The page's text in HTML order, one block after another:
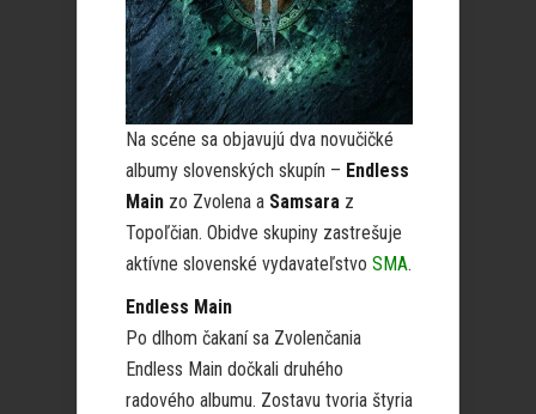
Na scéne sa objavujú dva novučičké
albumy slovenských skupín – Endless
Main zo Zvolena a Samsara z
Topoľčian. Obidve skupiny zastrešuje
aktívne slovenské vydavateľstvo SMA.
Endless Main
Po dlhom čakaní sa Zvolenčania
Endless Main dočkali druhého
radového albumu. Zostavu tvoria štyria